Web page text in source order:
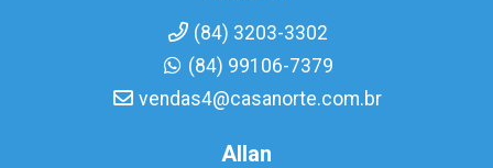
(84) 3203-3302
(84) 99106-7379
vendas4@casanorte.com.br
Allan